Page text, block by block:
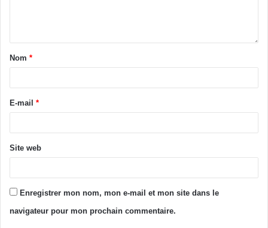
Nom *
E-mail *
Site web
Enregistrer mon nom, mon e-mail et mon site dans le
navigateur pour mon prochain commentaire.